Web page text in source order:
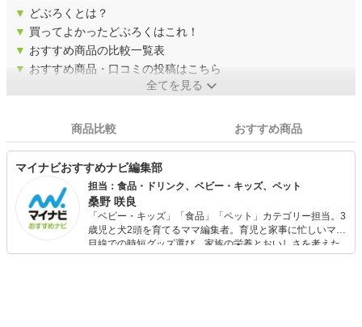
▼ どぶろくとは？
▼ 買ってよかったどぶろくはこれ！
▼ おすすめ商品の比較一覧表
▼ おすすめ商品・口コミの投稿はこちら
全てを見る
商品比較 おすすめ商品
マイナビおすすめナビ編集部
担当：食品・ドリンク、ベビー・キッズ、ペット
桑野 咲良
「ベビー・キッズ」「食品」「ペット」カテゴリー担当。3
歳児と犬2頭を育てるママ編集者。育児と家事に忙しいママ
目線での時短グッズ選び、家族の栄養とおいしさを考えた
食品選び、束の間のリラックスタイムを楽しむためのスイ